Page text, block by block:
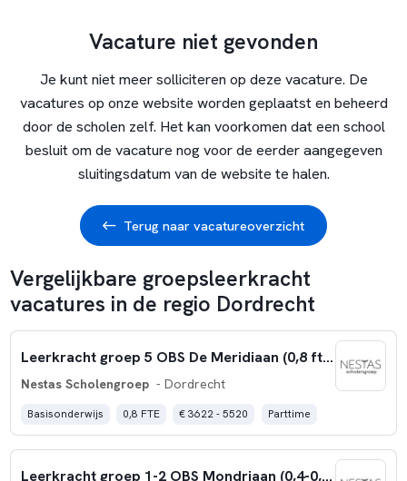
Vacature niet gevonden
Je kunt niet meer solliciteren op deze vacature. De
vacatures op onze website worden geplaatst en beheerd
door de scholen zelf. Het kan voorkomen dat een school
besluit om de vacature nog voor de eerder aangegeven
sluitingsdatum van de website te halen.
Terug naar vacatureoverzicht
Vergelijkbare groepsleerkracht
vacatures in de regio Dordrecht
Leerkracht groep 5 OBS De Meridiaan (0,8 fte)
Nestas Scholengroep - Dordrecht
Basisonderwijs 0,8 FTE € 3622 - 5520 Parttime
Leerkracht groep 1-2 OBS Mondriaan (0,4-0,6 fte)